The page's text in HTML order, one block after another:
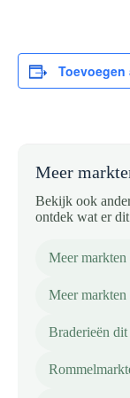
Toevoegen
Meer
Bekijk ook
ontdek wat er
Meer markten
Meer
Braderieën